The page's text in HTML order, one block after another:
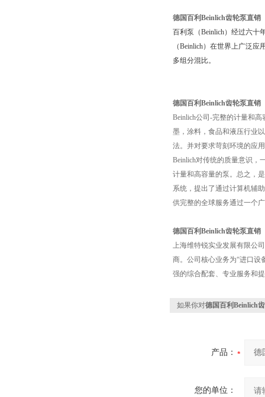
德国百利Beinlich齿轮泵直销
百利泵（Beinlich） 经过六十
（Beinlich） 在世界上广泛应
多组分混比。
德国百利Beinlich齿轮泵直销
Beinlich公司-完整的计量和
墨，涂料，食品和液压行业
法。并对要求苛刻环境的应
Beinlich对传统的质量意识，
计量和高容量的泵。总之，
系统，提出了通过计算机辅
供完整的全球服务通过一个
德国百利Beinlich齿轮泵直销
上海维特锐实业发展有限公
商。公司核心业务为“进口设
强的综合配套、专业服务和
如果你对德国百利Beinlich
产品：
您的单位：